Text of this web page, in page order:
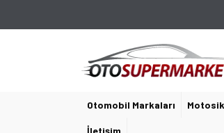
Otomobil Markaları
İletişim